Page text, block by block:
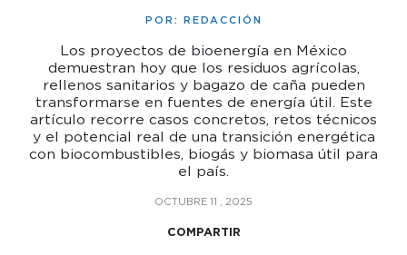
POR: REDACCIÓN
Los proyectos de bioenergía en México
demuestran hoy que los residuos agrícolas,
rellenos sanitarios y bagazo de caña pueden
transformarse en fuentes de energía útil. Este
artículo recorre casos concretos, retos técnicos
y el potencial real de una transición energética
con biocombustibles, biogás y biomasa útil para
el país.
OCTUBRE 11 , 2025
COMPARTIR